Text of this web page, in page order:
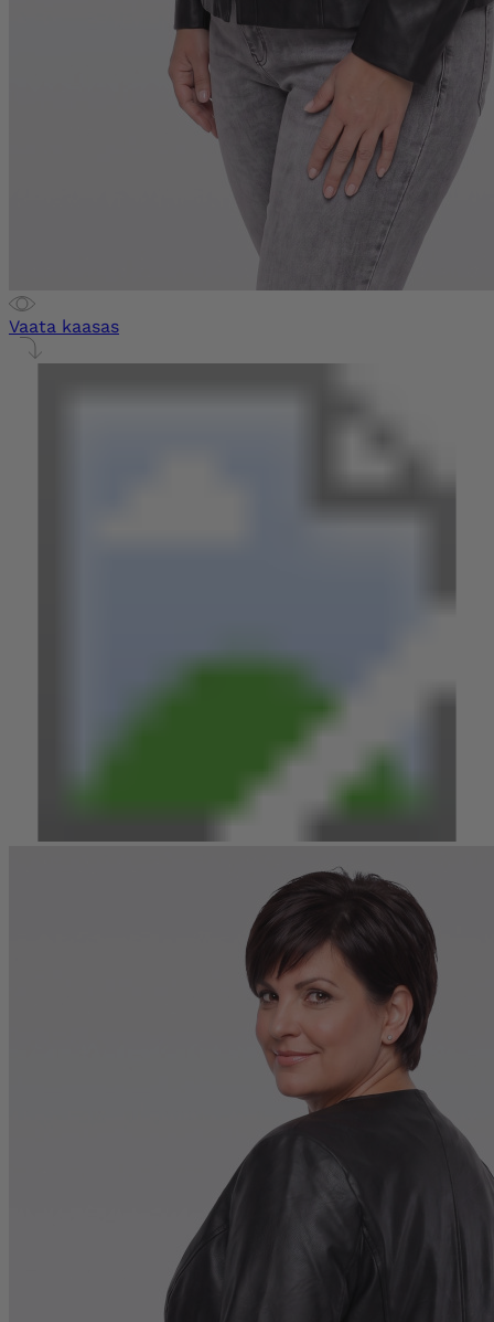
Vaata kaasas